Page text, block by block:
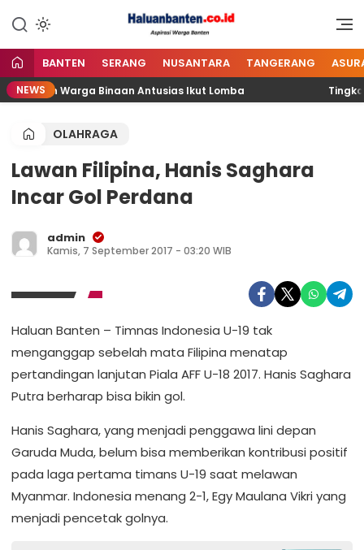
konten
Haluan Banten
Aspirasi Warga Banten
BANTEN SERANG NUSANTARA TANGERANG
NEWSdan Warga Binaan Antusias Ikut Lomba
OLAHRAGA
Lawan Filipina, Hanis Saghara
Incar Gol Perdana
admin
Kamis, 7 September 2017 - 03:20 WIB
Haluan Banten – Timnas Indonesia U-19 tak
menganggap sebelah mata Filipina menatap
pertandingan lanjutan Piala AFF U-18 2017. Hanis Saghara
Putra berharap bisa bikin gol.
Hanis Saghara, yang menjadi penggawa lini depan
Garuda Muda, belum bisa memberikan kontribusi positif
pada laga pertama timans U-19 saat melawan
Myanmar. Indonesia menang 2-1, Egy Maulana Vikri yang
menjadi pencetak golnya.